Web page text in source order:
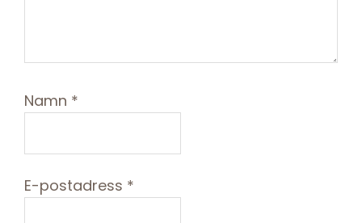
Namn *
E-postadress *